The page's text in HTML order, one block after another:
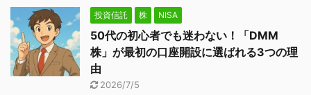
投資信託 株 NISA
50代の初心者でも迷わない！「DMM
株」が最初の口座開設に選ばれる3つの理
由
2026/7/5